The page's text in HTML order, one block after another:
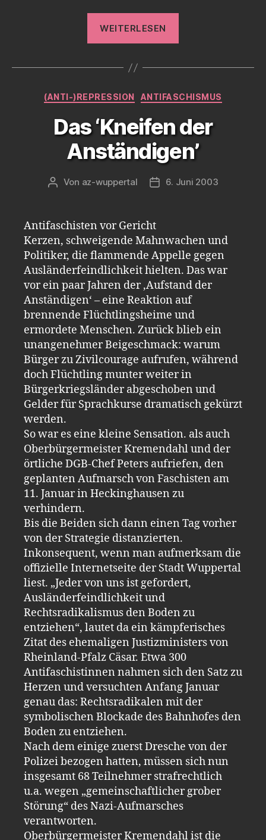
WEITERLESEN
gegen
in
Wuppertal.“
Kategorien
(ANTI-)REPRESSION ANTIFASCHISMUS
Das ‘Kneifen der
Anständigen’
Beitragsautor
Von az-wuppertal Veröffentlichungsdatum
6. Juni 2003
Antifaschisten vor Gericht
Kerzen, schweigende Mahnwachen und
Politiker, die flammende Appelle gegen
Ausländerfeindlichkeit hielten. Das war
vor ein paar Jahren der ‚Aufstand der
Anständigen‘ – eine Reaktion auf
brennende Flüchtlingsheime und
ermordete Menschen. Zurück blieb ein
unangenehmer Beigeschmack: warum
Bürger zu Zivilcourage aufrufen, während
doch Flüchtling munter weiter in
Bürgerkriegsländer abgeschoben und
Gelder für Sprachkurse dramatisch gekürzt
werden.
So war es eine kleine Sensation. als auch
Oberbürgermeister Kremendahl und der
örtliche DGB-Chef Peters aufriefen, den
geplanten Aufmarsch von Faschisten am
11. Januar in Heckinghausen zu
verhindern.
Bis die Beiden sich dann einen Tag vorher
von der Strategie distanzierten.
Inkonsequent, wenn man aufmerksam die
offizielle Internetseite der Stadt Wuppertal
liest. „Jeder von uns ist gefordert,
Ausländerfeindlichkeit und
Rechtsradikalismus den Boden zu
entziehen“, lautet da ein kämpferisches
Zitat des ehemaligen Justizministers von
Rheinland-Pfalz Cäsar. Etwa 300
Antifaschistinnen nahmen sich den Satz zu
Herzen und versuchten Anfang Januar
genau das: Rechtsradikalen mit der
symbolischen Blockade des Bahnhofes den
Boden zu entziehen.
Nach dem einige zuerst Dresche von der
Polizei bezogen hatten, müssen sich nun
insgesamt 68 Teilnehmer strafrechtlich
u.a. wegen „gemeinschaftlicher grober
Störung“ des Nazi-Aufmarsches
verantworten.
Oberbürgermeister Kremendahl ist die